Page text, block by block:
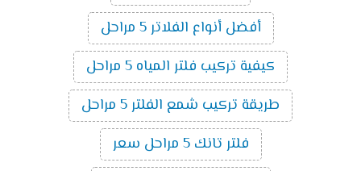
أفضل أنواع الفلاتر 5 مراحل
كيفية تركيب فلتر المياه 5 مراحل
طريقة تركيب شمع الفلتر 5 مراحل
فلتر تانك 5 مراحل سعر